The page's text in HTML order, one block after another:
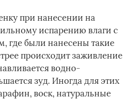
при нанесении на
испарению влаги с
где были нанесены такие
происходит заживление
водно-
зуд. Иногда для этих
воск, натуральные